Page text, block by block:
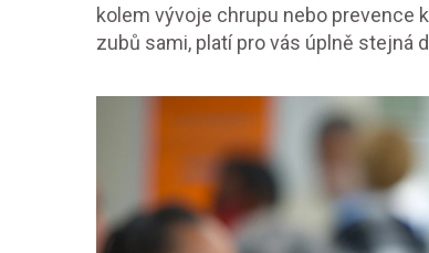
kolem vývoje chrupu nebo prevence
zubů sami, platí pro vás úplně stejná